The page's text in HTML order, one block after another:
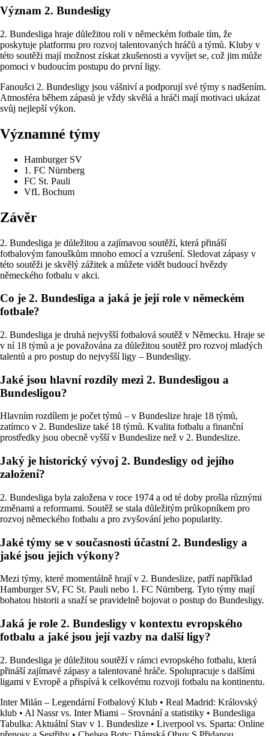
Význam 2. Bundesligy
2. Bundesliga hraje důležitou roli v německém fotbale tím, že
poskytuje platformu pro rozvoj talentovaných hráčů a týmů. Kluby v
této soutěži mají možnost získat zkušenosti a vyvíjet se, což jim může
pomoci v budoucím postupu do první ligy.
Fanoušci 2. Bundesligy jsou vášniví a podporují své týmy s nadšením.
Atmosféra během zápasů je vždy skvělá a hráči mají motivaci ukázat
svůj nejlepší výkon.
Významné týmy
Hamburger SV
1. FC Nürnberg
FC St. Pauli
VfL Bochum
Závěr
2. Bundesliga je důležitou a zajímavou soutěží, která přináší
fotbalovým fanouškům mnoho emocí a vzrušení. Sledovat zápasy v
této soutěži je skvělý zážitek a můžete vidět budoucí hvězdy
německého fotbalu v akci.
Co je 2. Bundesliga a jaká je její role v německém
fotbale?
2. Bundesliga je druhá nejvyšší fotbalová soutěž v Německu. Hraje se
v ní 18 týmů a je považována za důležitou soutěž pro rozvoj mladých
talentů a pro postup do nejvyšší ligy – Bundesligy.
Jaké jsou hlavní rozdíly mezi 2. Bundesligou a
Bundesligou?
Hlavním rozdílem je počet týmů – v Bundeslize hraje 18 týmů,
zatímco v 2. Bundeslize také 18 týmů. Kvalita fotbalu a finanční
prostředky jsou obecně vyšší v Bundeslize než v 2. Bundeslize.
Jaký je historický vývoj 2. Bundesligy od jejího
založení?
2. Bundesliga byla založena v roce 1974 a od té doby prošla různými
změnami a reformami. Soutěž se stala důležitým průkopníkem pro
rozvoj německého fotbalu a pro zvyšování jeho popularity.
Jaké týmy se v současnosti účastní 2. Bundesligy a
jaké jsou jejich výkony?
Mezi týmy, které momentálně hrají v 2. Bundeslize, patří například
Hamburger SV, FC St. Pauli nebo 1. FC Nürnberg. Tyto týmy mají
bohatou historii a snaží se pravidelně bojovat o postup do Bundesligy.
Jaká je role 2. Bundesligy v kontextu evropského
fotbalu a jaké jsou její vazby na další ligy?
2. Bundesliga je důležitou soutěží v rámci evropského fotbalu, která
přináší zajímavé zápasy a talentované hráče. Spolupracuje s dalšími
ligami v Evropě a přispívá k celkovému rozvoji fotbalu na kontinentu.
Inter Milán – Legendární Fotbalový Klub • Real Madrid: Královský
klub • Al Nassr vs. Inter Miami – Srovnání a statistiky • Bundesliga
Tabulka: Aktuální Stav v 1. Bundeslize • Liverpool vs. Sparta: Online